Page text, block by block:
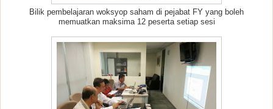
Bilik pembelajaran woksyop saham di pejabat FY yang boleh
memuatkan maksima 12 peserta setiap sesi